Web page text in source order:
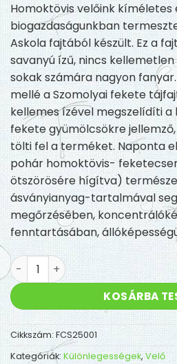
Homoktövis velőink kíméletes
biogazdaságunkban
Askola fajtából készült. Ez a
savanyú ízű, nincs
sokak számára nagyon
mellé a Szomolyai fekete
kellemes ízével megszelídíti
fekete gyümölcsökre
tölti fel a terméket. Naponta
pohár homoktövis-
ötszörösére hígítva)
ásványianyag-tartalmával
megőrzésében,
fenntartásában,
Homoktövis-
KOSÁRBA
Cikkszám: FCS25001
Kategóriák: Különlegességek, Velő